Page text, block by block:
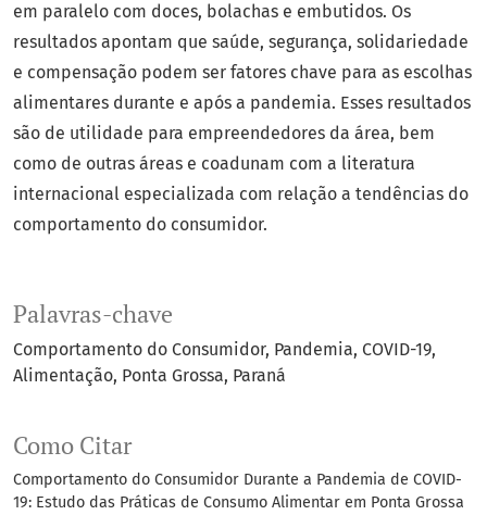
Palavras-chave
Comportamento do Consumidor Pandemia COVID-19
Alimentação Ponta Grossa Paraná
Como Citar
Comportamento do Consumidor Durante a Pandemia de COVID-
19: Estudo das Práticas de Consumo Alimentar em Ponta Grossa
em paralelo com doces, bolachas e embutidos. Os
resultados apontam que saúde, segurança, solidariedade
e compensação podem ser fatores chave para as escolhas
alimentares durante e após a pandemia. Esses resultados
são de utilidade para empreendedores da área, bem
como de outras áreas e coadunam com a literatura
internacional especializada com relação a tendências do
comportamento do consumidor.